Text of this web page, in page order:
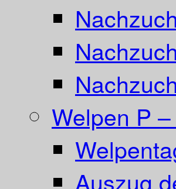
Welpen P
Auszug